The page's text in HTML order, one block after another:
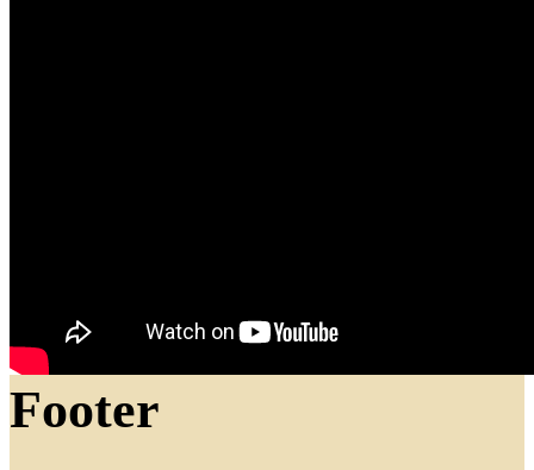
Footer